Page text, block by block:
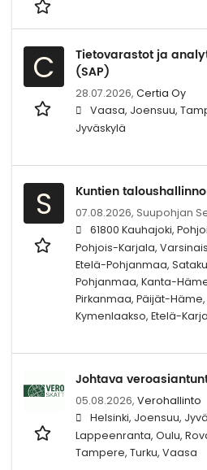
C
Tietovarastot ja
(SAP)
28.07.2026, Certia Oy
Vaasa, Joensuu,
Jyväskylä
S Kuntien
07.08.2026, Suupohjan
61800 Kauhajoki,
Pohjois-Karjala,
Etelä-Pohjanmaa,
Pohjanmaa, Kanta-
Pirkanmaa, Päijät-Häme,
Kymenlaakso, Etelä-
Johtava
05.08.2026, Verohallinto
Helsinki, Joensuu,
Lappeenranta, Oulu,
Tampere, Turku, Vaasa